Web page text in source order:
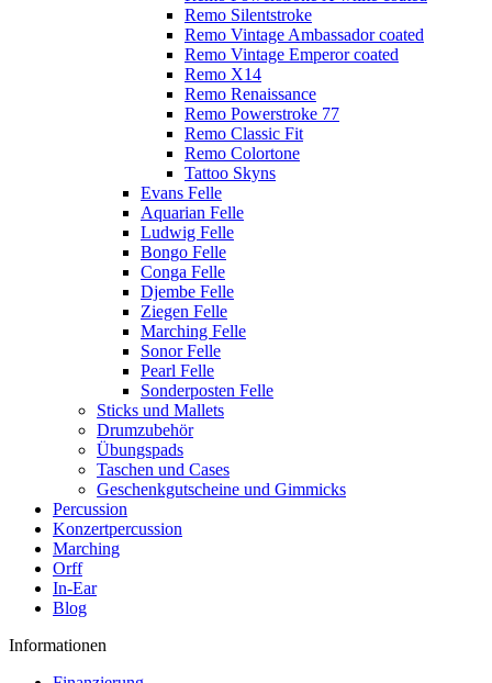
Remo Silentstroke
Remo Vintage Ambassador coated
Remo Vintage Emperor coated
Remo X14
Remo Renaissance
Remo Powerstroke 77
Remo Classic Fit
Remo Colortone
Tattoo Skyns
Evans Felle
Aquarian Felle
Ludwig Felle
Bongo Felle
Conga Felle
Djembe Felle
Ziegen Felle
Marching Felle
Sonor Felle
Pearl Felle
Sonderposten Felle
Sticks und Mallets
Drumzubehör
Übungspads
Taschen und Cases
Geschenkgutscheine und Gimmicks
Percussion
Konzertpercussion
Marching
Orff
In-Ear
Blog
Informationen